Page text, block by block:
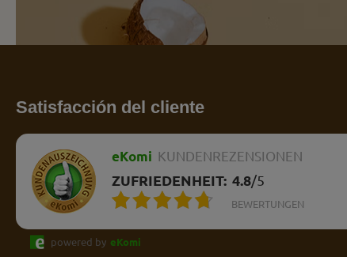
Satisfacción del cliente
eKomi KUNDENREZENSIONEN
ZUFRIEDENHEIT: 4.8/5
BEWERTUNGEN
powered by eKomi